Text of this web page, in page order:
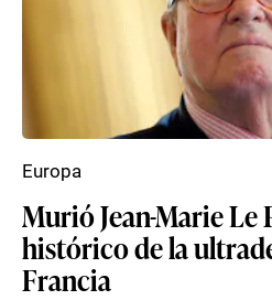
Murió Jean-Marie Le
histórico de la
Francia
Europa